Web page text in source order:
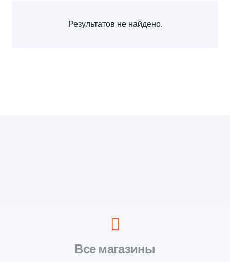
Результатов не найдено.
Все магазины